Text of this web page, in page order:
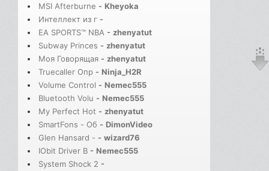
MSI Afterburne - Kheyoka
Интеллект из г -
EA SPORTS™ NBA - zhenyatut
Subway Princes - zhenyatut
Моя Говорящая - zhenyatut
Truecaller Опр - Ninja_H2R
Volume Control - Nemec555
Bluetooth Volu - Nemec555
My Perfect Hot - zhenyatut
SmartFons - Об - DimonVideo
Glen Hansard - - wizard76
IObit Driver B - Nemec555
System Shock 2 -